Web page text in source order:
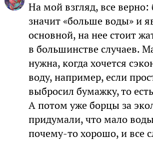
На мой взгляд, все
значит «больше воды» и
основной, на нее стоит
в большинстве случаев.
нужна, когда хочется
воду, например, если
выбросил бумажку, то
А потом уже борцы за
придумали, что мало
почему-то хорошо, и все